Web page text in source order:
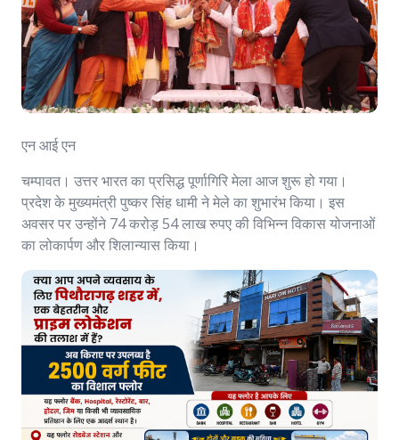
एन आई एन
चम्पावत। उत्तर भारत का प्रसिद्ध पूर्णागिरि मेला आज शुरू हो गया।
प्रदेश के मुख्यमंत्री पुष्कर सिंह धामी ने मेले का शुभारंभ किया। इस
अवसर पर उन्होंने 74 करोड़ 54 लाख रुपए की विभिन्न विकास योजनाओं
का लोकार्पण और शिलान्यास किया।